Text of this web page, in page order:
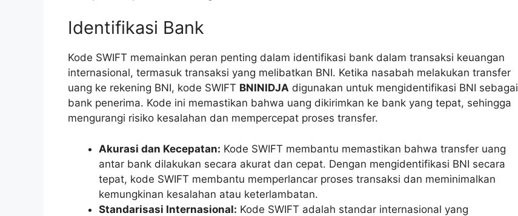
Identifikasi Bank
Kode SWIFT memainkan peran penting dalam identifikasi bank dalam transaksi keuangan
internasional, termasuk transaksi yang melibatkan BNI. Ketika nasabah melakukan transfer
uang ke rekening BNI, kode SWIFT BNINIDJA digunakan untuk mengidentifikasi BNI sebagai
bank penerima. Kode ini memastikan bahwa uang dikirimkan ke bank yang tepat, sehingga
mengurangi risiko kesalahan dan mempercepat proses transfer.
Akurasi dan Kecepatan: Kode SWIFT membantu memastikan bahwa transfer uang
antar bank dilakukan secara akurat dan cepat. Dengan mengidentifikasi BNI secara
tepat, kode SWIFT membantu memperlancar proses transaksi dan meminimalkan
kemungkinan kesalahan atau keterlambatan.
Standarisasi Internasional: Kode SWIFT adalah standar internasional yang